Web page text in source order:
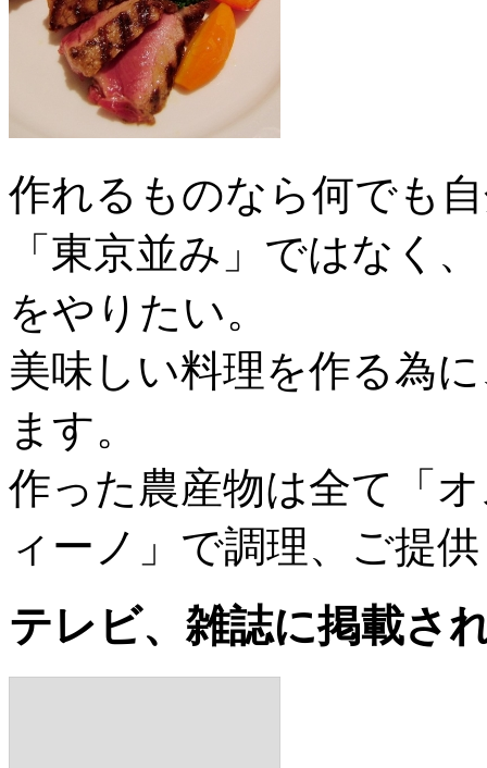
作れるものなら何でも
「東京並み」ではなく
をやりたい。
美味しい料理を作る為
ます。
作った農産物は全て「
ィーノ」で調理、ご提
テレビ、雑誌に掲載さ